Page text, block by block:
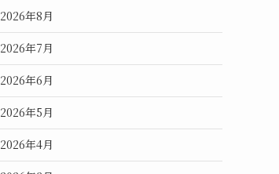
2026年8月
2026年7月
2026年6月
2026年5月
2026年4月